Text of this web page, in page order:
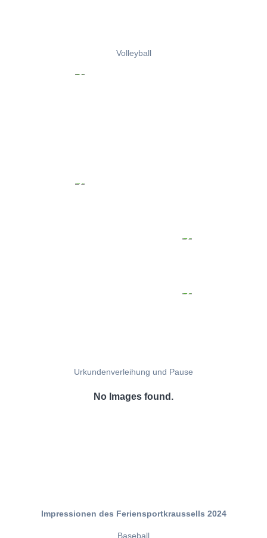
Volleyball
Urkundenverleihung und Pause
No Images found.
Impressionen des Feriensportkraussells 2024
Baseball